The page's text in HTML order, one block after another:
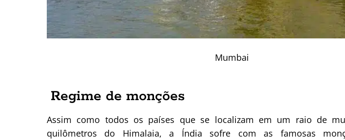
Mumbai
Regime de monções
Assim como todos os países que se localizam em um raio de
quilômetros do Himalaia, a Índia sofre com as famosas